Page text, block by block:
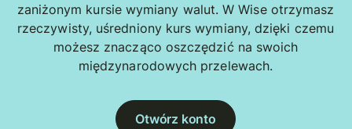
zaniżonym kursie wymiany walut. W Wise otrzymasz
rzeczywisty, uśredniony kurs wymiany, dzięki czemu
możesz znacząco oszczędzić na swoich
międzynarodowych przelewach.
Otwórz konto